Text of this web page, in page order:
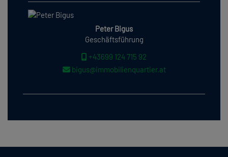
Peter Bigus
Geschäftsführung
+43699 124 715 92
bigus@immobilienquartier.at